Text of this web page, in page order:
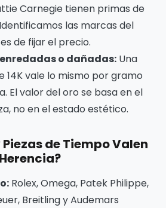
Carnegie tienen primas de
las marcas del
de fijar el precio.
o dañadas: Una
14K vale lo mismo por gramo
El valor del oro se basa en el
no en el estado estético.
Piezas de Tiempo Valen
Rolex, Omega, Patek Philippe,
Breitling y Audemars